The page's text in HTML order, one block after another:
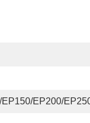
EP150/EP200/